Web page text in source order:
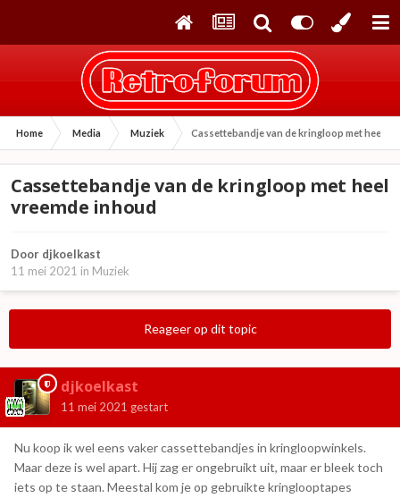
Home Media Muziek Cassettebandje van de kringloop met heel
Cassettebandje van de kringloop met heel
vreemde inhoud
Door djkoelkast
11 mei 2021 in Muziek
Reageer op dit topic
djkoelkast
11 mei 2021 gestart
Nu koop ik wel eens vaker cassettebandjes in kringloopwinkels.
Maar deze is wel apart. Hij zag er ongebruikt uit, maar er bleek toch
iets op te staan. Meestal kom je op gebruikte kringlooptapes